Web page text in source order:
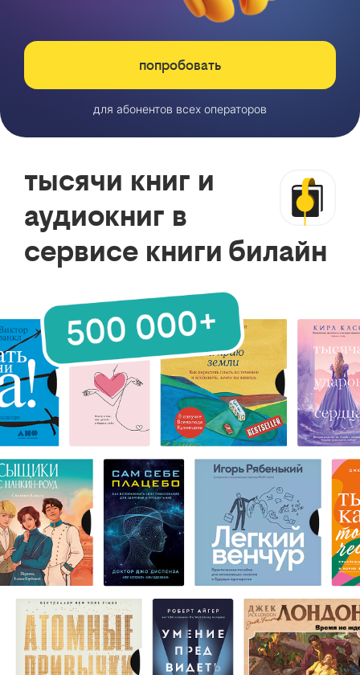
попробовать
для абонентов всех операторов
тысячи книг и
аудиокниг в
сервисе книги билайн